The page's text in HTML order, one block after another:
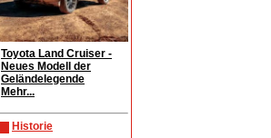
Toyota Land Cruiser -
Neues Modell der
Geländelegende
Mehr...
Historie